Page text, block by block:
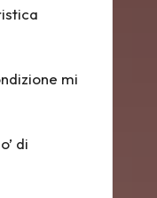
mi
di